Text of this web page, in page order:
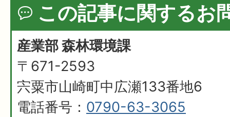
この記事に関するお
産業部 森林環境課
〒671-2593
宍粟市山崎町中広瀬133番地6
電話番号： 0790-63-3065